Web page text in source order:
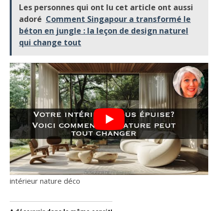
Les personnes qui ont lu cet article ont aussi
adoré Comment Singapour a transformé le
béton en jungle : la leçon de design naturel
qui change tout
intérieur nature déco